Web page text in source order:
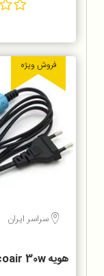
فروش ویژه
سراسر ایران
هویه coair 30w